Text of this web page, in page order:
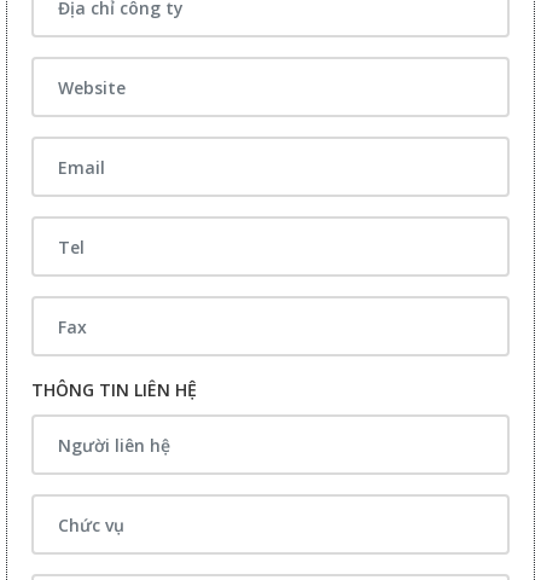
THÔNG TIN LIÊN HỆ